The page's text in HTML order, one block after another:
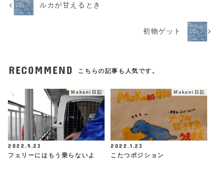
ルカが甘えるとき
初物ゲット
RECOMMEND こちらの記事も人気です。
Makani日記
2022.9.23
フェリーにはもう乗らないよ
Makani日記
2022.1.23
こたつポジション